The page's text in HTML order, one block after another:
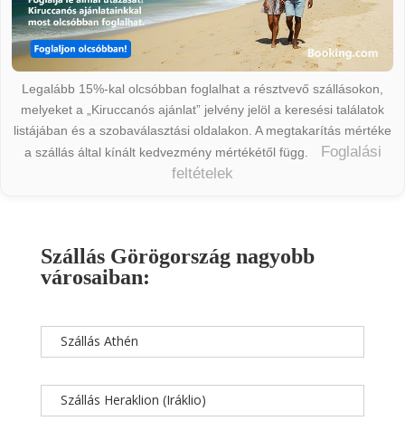
Legalább 15%-kal olcsóbban foglalhat a résztvevő szállásokon,
melyeket a „Kiruccanós ajánlat” jelvény jelöl a keresési találatok
listájában és a szobaválasztási oldalakon. A megtakarítás mértéke
a szállás által kínált kedvezmény mértékétől függ.
Foglalási
feltételek
Szállás Görögország nagyobb
városaiban:
Szállás Athén
Szállás Heraklion (Iráklio)